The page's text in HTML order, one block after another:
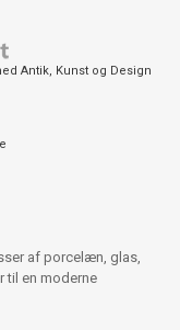
Antik, Kunst og Design
af porcelæn, glas,
til en moderne